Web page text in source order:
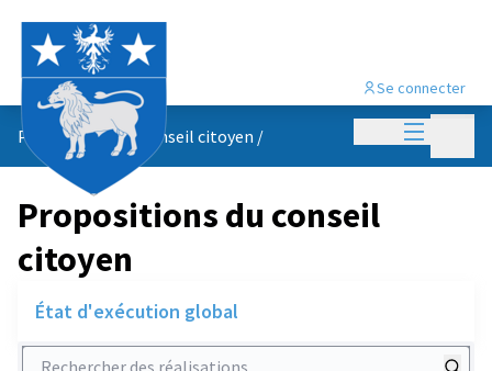
Menu
Se connecter
Propositions du conseil citoyen /
Propositions du conseil
citoyen
État d'exécution global
Rechercher des réalisations